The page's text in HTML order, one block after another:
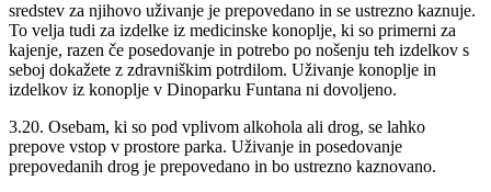
sredstev za njihovo uživanje je prepovedano in se ustrezno kaznuje.
To velja tudi za izdelke iz medicinske konoplje, ki so primerni za
kajenje, razen če posedovanje in potrebo po nošenju teh izdelkov s
seboj dokažete z zdravniškim potrdilom. Uživanje konoplje in
izdelkov iz konoplje v Dinoparku Funtana ni dovoljeno.
3.20. Osebam, ki so pod vplivom alkohola ali drog, se lahko
prepove vstop v prostore parka. Uživanje in posedovanje
prepovedanih drog je prepovedano in bo ustrezno kaznovano.